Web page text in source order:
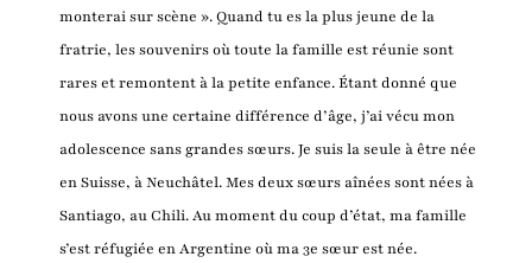
monterai sur scène ». Quand tu es la plus jeune de la
fratrie, les souvenirs où toute la famille est réunie sont
rares et remontent à la petite enfance. Étant donné que
nous avons une certaine différence d’âge, j’ai vécu mon
adolescence sans grandes sœurs. Je suis la seule à être née
en Suisse, à Neuchâtel. Mes deux sœurs aînées sont nées à
Santiago, au Chili. Au moment du coup d’état, ma famille
s’est réfugiée en Argentine où ma 3e sœur est née.